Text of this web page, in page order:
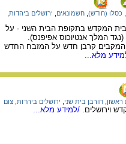
כסלו (חודש) חשמונאים ירושלים ביהדות
בית המקדש בתקופת הבית השני - על
המלך אנטיוכוס אפיפנס).
הקריבו המקבים קרבן חדש על המזבח החדש
מלא...
ראשון חורבן בית שני ירושלים ביהדות צום
וירושלים. /למידע מלא...